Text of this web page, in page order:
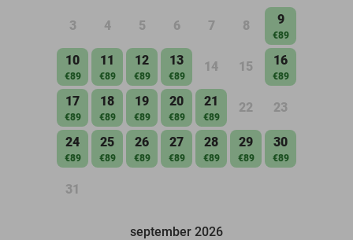
3 4 5 6 7 8 9
€89
10
€89
11
€89
12
€89
13
€89
14 15 16
€89
17
€89
18
€89
19
€89
20
€89
21
€89
22 23
24
€89
25
€89
26
€89
27
€89
28
€89
29
€89
30
€89
31
september 2026